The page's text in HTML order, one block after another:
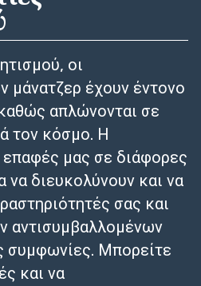
οι
μάνατζερ έχουν έντονο
απλώνονται σε
τον κόσμο. Η
επαφές μας σε διάφορες
να διευκολύνουν και να
σας και
αντισυμβαλλομένων
συμφωνίες. Μπορείτε
και να